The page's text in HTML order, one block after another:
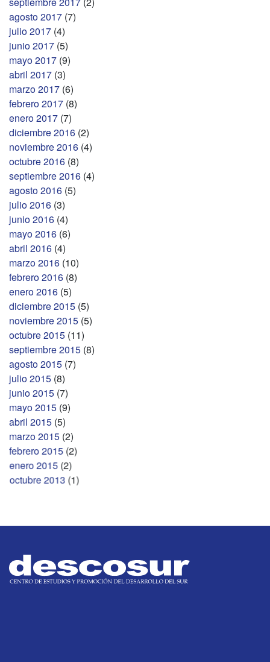
agosto 2017 (7)
julio 2017 (4)
junio 2017 (5)
mayo 2017 (9)
abril 2017 (3)
marzo 2017 (6)
febrero 2017 (8)
enero 2017 (7)
diciembre 2016 (2)
noviembre 2016 (4)
octubre 2016 (8)
septiembre 2016 (4)
agosto 2016 (5)
julio 2016 (3)
junio 2016 (4)
mayo 2016 (6)
abril 2016 (4)
marzo 2016 (10)
febrero 2016 (8)
enero 2016 (5)
diciembre 2015 (5)
noviembre 2015 (5)
octubre 2015 (11)
septiembre 2015 (8)
agosto 2015 (7)
julio 2015 (8)
junio 2015 (7)
mayo 2015 (9)
abril 2015 (5)
marzo 2015 (2)
febrero 2015 (2)
enero 2015 (2)
octubre 2013 (1)